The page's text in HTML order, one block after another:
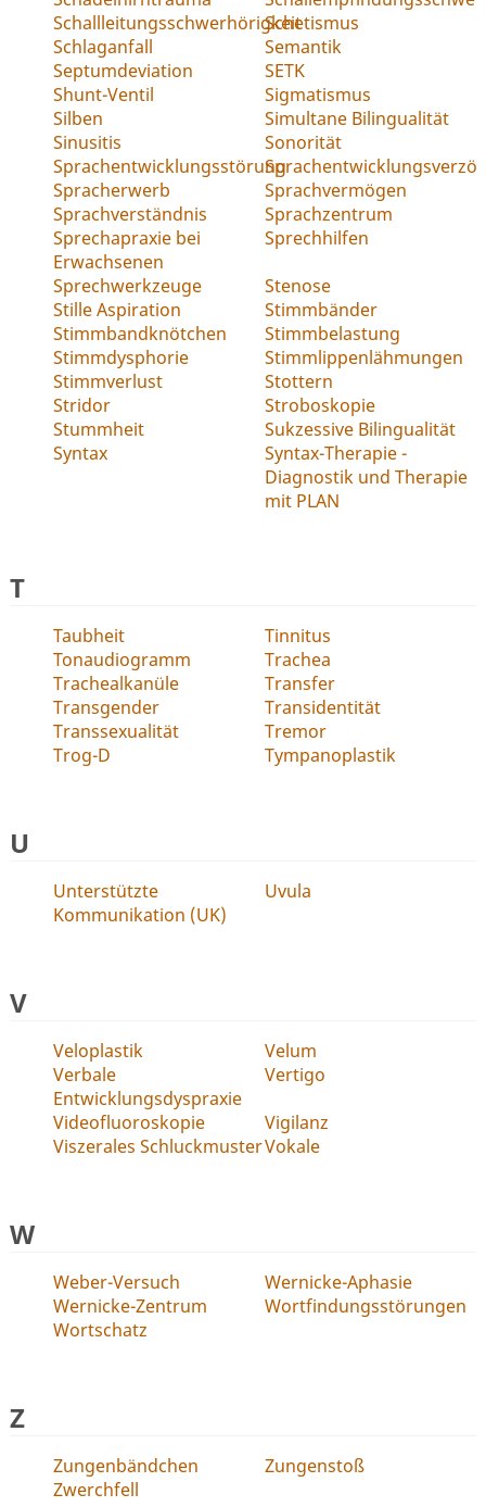
SchallleitungsschwerhörigkeitSchetismus
Schlaganfall
Semantik
Septumdeviation
SETK
Shunt-Ventil
Sigmatismus
Silben
Simultane Bilingualität
Sinusitis
Sonorität
Sprachentwicklungsstörung
Spracherwerb
Sprachvermögen
Sprachverständnis
Sprachzentrum
Sprechapraxie bei
Erwachsenen
Sprechhilfen
Sprechwerkzeuge
Stenose
Stille Aspiration
Stimmbänder
Stimmbandknötchen
Stimmbelastung
Stimmdysphorie
Stimmlippenlähmungen
Stimmverlust
Stottern
Stridor
Stroboskopie
Stummheit
Sukzessive Bilingualität
Syntax
Syntax-Therapie -
Diagnostik und Therapie
mit PLAN
T
Taubheit
Tinnitus
Tonaudiogramm
Trachea
Trachealkanüle
Transfer
Transgender
Transidentität
Transsexualität
Tremor
Trog-D
Tympanoplastik
U
Unterstützte
Kommunikation (UK)
Uvula
V
Veloplastik
Velum
Verbale
Entwicklungsdyspraxie
Vertigo
Videofluoroskopie
Vigilanz
Viszerales SchluckmusterVokale
W
Weber-Versuch
Wernicke-Aphasie
Wernicke-Zentrum
Wortfindungsstörungen
Wortschatz
Z
Zungenbändchen
Zungenstoß
Zwerchfell